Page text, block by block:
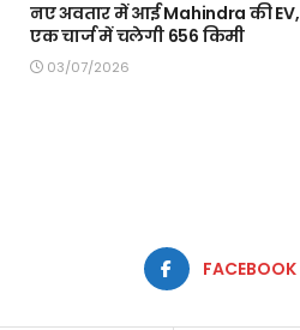
नए अवतार में आई Mahindra की EV,
एक चार्ज में चलेगी 656 किमी
03/07/2026
FACEBOOK